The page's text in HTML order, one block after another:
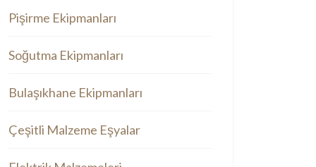
Pişirme Ekipmanları
Soğutma Ekipmanları
Bulaşıkhane Ekipmanları
Çeşitli Malzeme Eşyalar